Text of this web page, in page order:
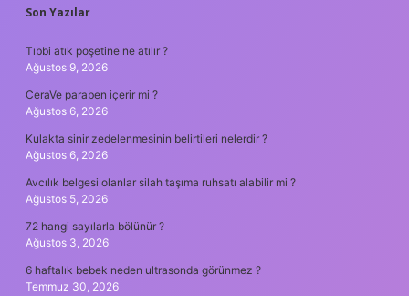
SIDEBAR
Son Yazılar
Tıbbi atık poşetine ne atılır ?
Ağustos 9, 2026
CeraVe paraben içerir mi ?
Ağustos 6, 2026
Kulakta sinir zedelenmesinin belirtileri nelerdir ?
Ağustos 6, 2026
Avcılık belgesi olanlar silah taşıma ruhsatı alabilir mi ?
Ağustos 5, 2026
72 hangi sayılarla bölünür ?
Ağustos 3, 2026
6 haftalık bebek neden ultrasonda görünmez ?
Temmuz 30, 2026